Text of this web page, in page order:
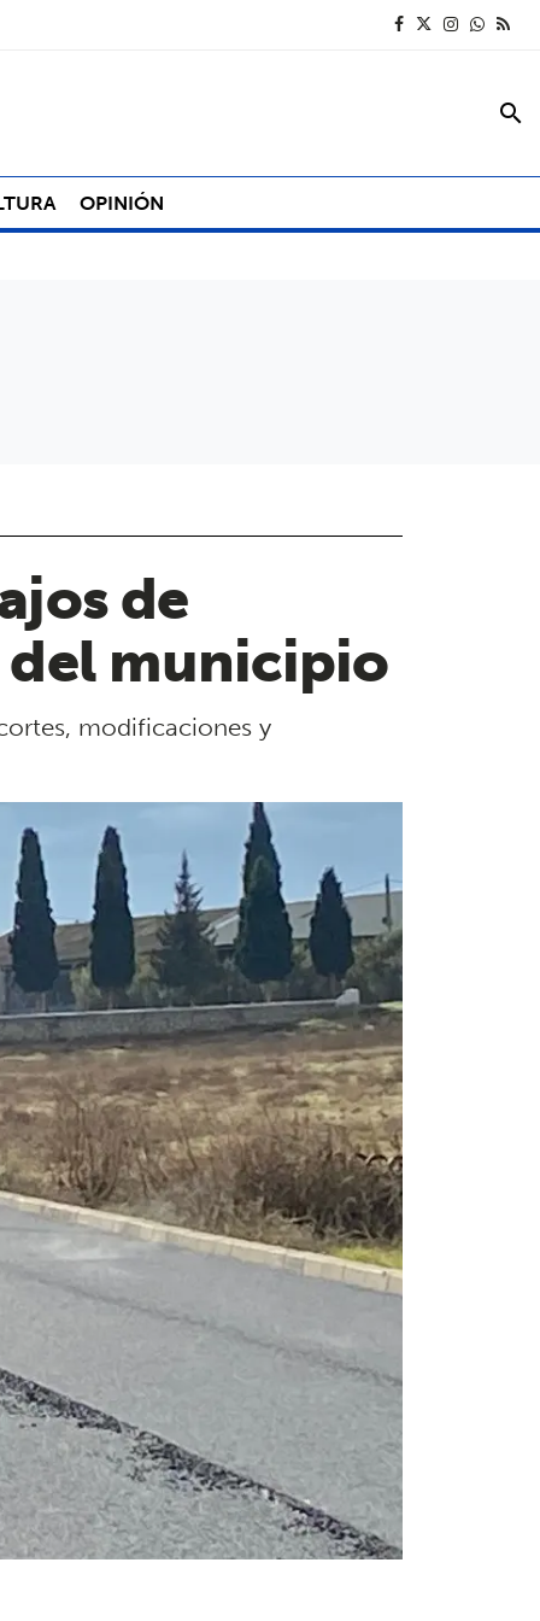
search
OPINIÓN
de
del municipio
modificaciones y